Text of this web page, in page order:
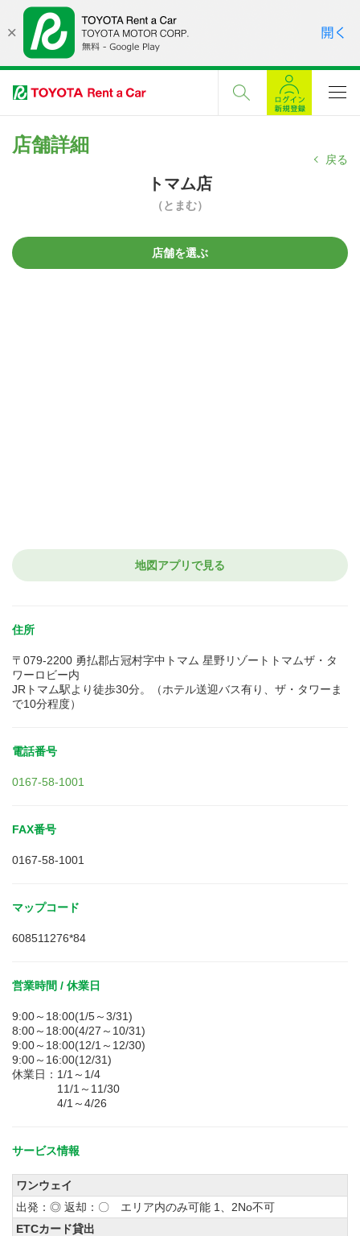
店舗詳細
戻る
トマム店
（とまむ）
店舗を選ぶ
地図アプリで見る
住所
〒079-2200 勇払郡占冠村字中トマム 星野リゾートトマムザ・タ
ワーロビー内
JRトマム駅より徒歩30分。（ホテル送迎バス有り、ザ・タワーま
で10分程度）
電話番号
0167-58-1001
FAX番号
0167-58-1001
マップコード
608511276*84
営業時間 / 休業日
9:00～18:00(1/5～3/31)
8:00～18:00(4/27～10/31)
9:00～18:00(12/1～12/30)
9:00～16:00(12/31)
休業日：1/1～1/4
11/1～11/30
4/1～4/26
サービス情報
ワンウェイ
出発：◎ 返却：〇 エリア内のみ可能 1、2No不可
ETCカード貸出